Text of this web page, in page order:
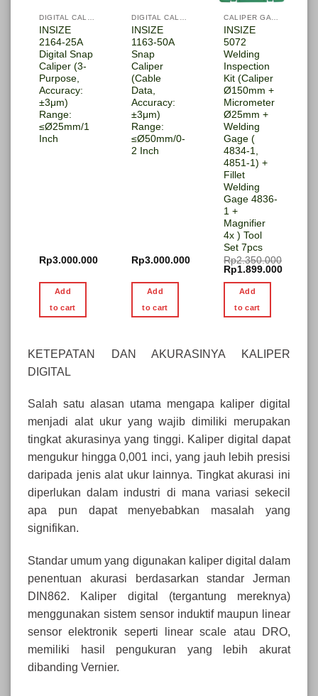
INSIZE
2164-25A
Digital Snap
Caliper (3-
Purpose,
Accuracy:
±3μm)
Range:
≤Ø25mm/1
Inch
Rp3.000.000
Add
to cart
INSIZE
1163-50A
Snap
Caliper
(Cable
Data,
Accuracy:
±3μm)
Range:
≤Ø50mm/0-
2 Inch
Rp3.000.000
Add
to cart
INSIZE
5072
Welding
Inspection
Kit (Caliper
Ø150mm +
Micrometer
Ø25mm +
Welding
Gage (
4834-1,
4851-1) +
Fillet
Welding
Gage 4836-
1 +
Magnifier
4x ) Tool
Set 7pcs
Rp2.350.000
Original
price
was:
Rp2.350.000.
Rp1.899.000
Current
price
Rp1.899.000.
Add
to cart
KETEPATAN DAN AKURASINYA KALIPER
DIGITAL
Salah satu alasan utama mengapa kaliper digital
menjadi alat ukur yang wajib dimiliki merupakan
tingkat akurasinya yang tinggi. Kaliper digital dapat
mengukur hingga 0,001 inci, yang jauh lebih presisi
daripada jenis alat ukur lainnya. Tingkat akurasi ini
diperlukan dalam industri di mana variasi sekecil
apa pun dapat menyebabkan masalah yang
signifikan.
Standar umum yang digunakan kaliper digital dalam
penentuan akurasi berdasarkan standar Jerman
DIN862. Kaliper digital (tergantung mereknya)
menggunakan sistem sensor induktif maupun linear
sensor elektronik seperti linear scale atau DRO,
memiliki hasil pengukuran yang lebih akurat
dibanding Vernier.